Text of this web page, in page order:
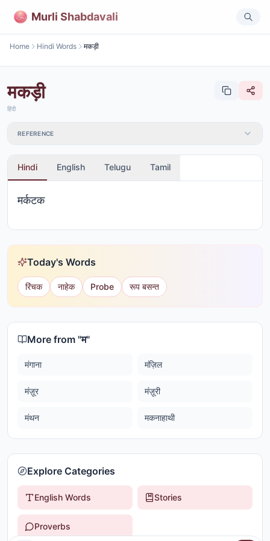
Murli Shabdavali
Home Hindi Words मकड़ी
मकड़ी
हिंदी
REFERENCE
Hindi English Telugu Tamil
मर्कटक
Today's Words
रिंचक नाहेक Probe रूप बसन्त
More from "म"
मंगाना मंज़िल
मंज़ूर मंज़ूरी
मंथन मकनाहाथी
Explore Categories
English Words Stories
Proverbs